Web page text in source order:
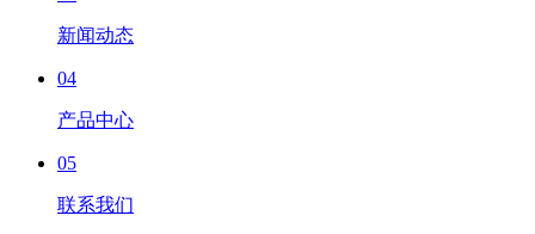
新闻动态
04
产品中心
05
联系我们